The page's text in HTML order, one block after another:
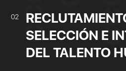
02
SELECCIÓN E
DEL TALENTO